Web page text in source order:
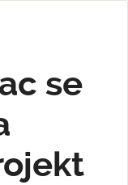
se